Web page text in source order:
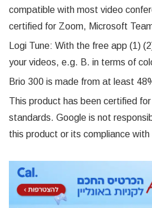
compatible with most video
certified for Zoom, Microsoft
Logi Tune: With the free app (1)
your videos, e.g. B. in terms of
Brio 300 is made from at least
This product has been certified
standards. Google is not
this product or its compliance